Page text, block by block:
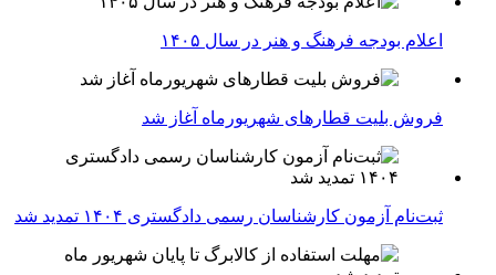
اعلام بودجه فرهنگ و هنر در سال ۱۴۰۵
فروش بلیت قطارهای شهریورماه آغاز شد
ثبت‌نام آزمون کارشناسان رسمی دادگستری ۱۴۰۴ تمدید شد